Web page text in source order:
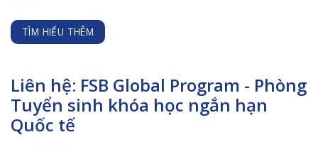
TÌM HIỂU THÊM
Liên hệ: FSB Global Program - Phòng
Tuyển sinh khóa học ngắn hạn
Quốc tế